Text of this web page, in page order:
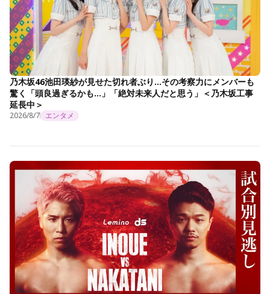
乃木坂46池田瑛紗が見せた切れ者ぶり…その考察力にメンバーも
驚く「頭良過ぎるかも…」「絶対未来人だと思う」＜乃木坂工事
延長中＞
2026/8/7 エンタメ